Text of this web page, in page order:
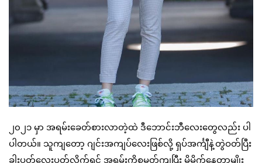
၂၀၂၁ မှာ အရမ်းခေတ်စားလာတဲ့ထဲ ဒီဘောင်းဘီလေးတွေလည်း ပါ
ပါတယ်။ သူကျတော့ ဂျင်းအကျပ်လေးဖြစ်လို့ ရှပ်အင်္ကျီနဲ့တွဲဝတ်ပြီး
ခါးပတ်လေးပတ်လိုက်ရင် အရမ်းကိုစမတ်ကျပြီး မိမိုက်နေတာမျိုး